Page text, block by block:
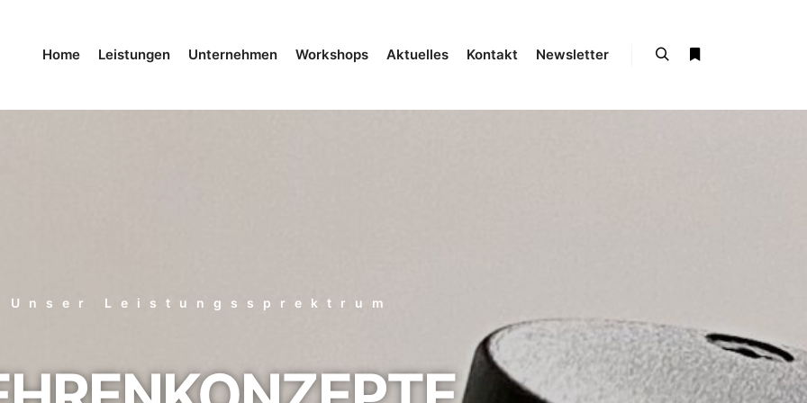
Home Leistungen Unternehmen Workshops Aktuelles Kontakt Newsletter
Unser Leistungssprektrum